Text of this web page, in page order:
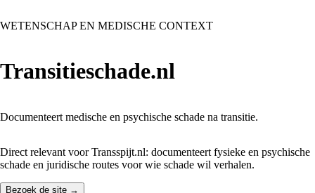
WETENSCHAP EN MEDISCHE CONTEXT
Transitieschade.nl
Documenteert medische en psychische schade na transitie.
Direct relevant voor Transspijt.nl: documenteert fysieke en psychische
schade en juridische routes voor wie schade wil verhalen.
Bezoek de site →